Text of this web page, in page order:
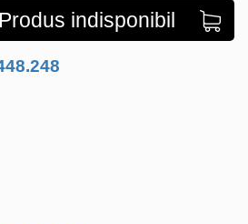
Produs indisponibil